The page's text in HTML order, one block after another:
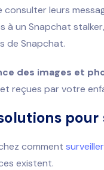
leurs
à un Snapchat
de Snapchat.
des images et
reçues par votre
comment surveiller
existent.